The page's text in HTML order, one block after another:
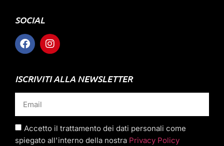
SOCIAL
ISCRIVITI ALLA NEWSLETTER
Accetto il trattamento dei dati personali come
spiegato all'interno della nostra Privacy Policy